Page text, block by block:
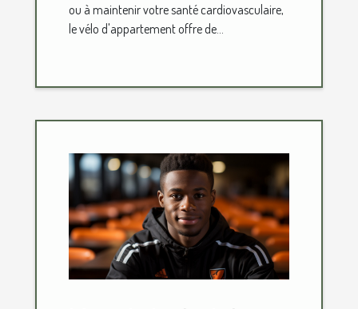
ou à maintenir votre santé cardiovasculaire,
le vélo d'appartement offre de...